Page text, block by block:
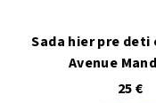
Sada hier pre deti
Avenue
25 €